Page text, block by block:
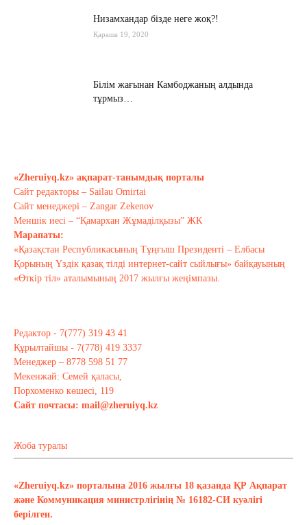
Низамхандар бізде неге жоқ?!
Қараша 19, 2020
Білім жағынан Камбоджаның алдында
тұрмыз…
Тағы оқу
«Zheruiyq.kz» ақпарат-танымдық порталы
Сайт редакторы – Sailau Omirtai
Сайт менеджері – Zangar Zekenov
Меншік иесі – “Қамархан Жұмаділқызы” ЖК
Марапаты:
«Қазақстан Республикасының Тұңғыш Президенті – Елбасы
Қорының Үздік қазақ тілді интернет-сайт сыйлығы» байқауының
«Өткір тіл» аталымының 2017 жылғы жеңімпазы.
Редактор - 7(777) 319 43 41
Құрылтайшы - 7(778) 419 3337
Менеджер – 8778 598 51 77
Мекенжай: Семей қаласы,
Порхоменко көшесі, 119
Сайт почтасы: mail@zheruiyq.kz
Жоба туралы
«Zheruiyq.kz» порталына 2016 жылғы 18 қазанда ҚР Ақпарат
және Коммуникация министрлігінің № 16182-СИ куәлігі
берілген.